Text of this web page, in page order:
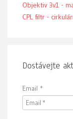
Objektiv 3v1 -
CPL filtr -
Dostávejte
Email *